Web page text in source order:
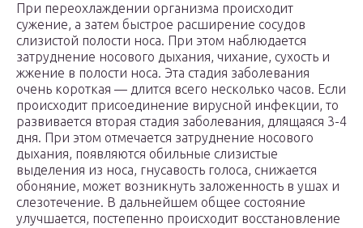
При переохлаждении организма происходит
сужение, а затем быстрое расширение сосудов
слизистой полости носа. При этом наблюдается
затруднение носового дыхания, чихание, сухость и
жжение в полости носа. Эта стадия заболевания
очень короткая — длится всего несколько часов. Если
происходит присоединение вирусной инфекции, то
развивается вторая стадия заболевания, длящаяся 3-4
дня. При этом отмечается затруднение носового
дыхания, появляются обильные слизистые
выделения из носа, гнусавость голоса, снижается
обоняние, может возникнуть заложенность в ушах и
слезотечение. В дальнейшем общее состояние
улучшается, постепенно происходит восстановление